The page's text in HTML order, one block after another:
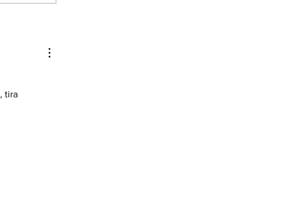
tira